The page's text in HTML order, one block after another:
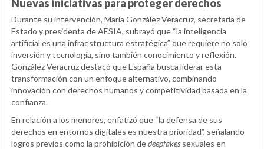
Nuevas iniciativas para proteger derechos
Durante su intervención, María González Veracruz, secretaria de
Estado y presidenta de AESIA, subrayó que “la inteligencia
artificial es una infraestructura estratégica” que requiere no solo
inversión y tecnología, sino también conocimiento y reflexión.
González Veracruz destacó que España busca liderar esta
transformación con un enfoque alternativo, combinando
innovación con derechos humanos y competitividad basada en la
confianza.
En relación a los menores, enfatizó que “la defensa de sus
derechos en entornos digitales es nuestra prioridad”, señalando
logros previos como la prohibición dedeepfakes sexuales en